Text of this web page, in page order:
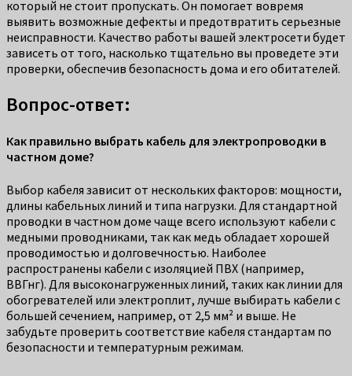
который не стоит пропускать. Он помогает вовремя
выявить возможные дефекты и предотвратить серьезные
неисправности. Качество работы вашей электросети будет
зависеть от того, насколько тщательно вы проведете эти
проверки, обеспечив безопасность дома и его обитателей.
Вопрос-ответ:
Как правильно выбрать кабель для электропроводки в
частном доме?
Выбор кабеля зависит от нескольких факторов: мощности,
длины кабельных линий и типа нагрузки. Для стандартной
проводки в частном доме чаще всего используют кабели с
медными проводниками, так как медь обладает хорошей
проводимостью и долговечностью. Наиболее
распространены кабели с изоляцией ПВХ (например,
ВВГнг). Для высоконагруженных линий, таких как линии для
обогревателей или электроплит, лучше выбирать кабели с
большей сечением, например, от 2,5 мм² и выше. Не
забудьте проверить соответствие кабеля стандартам по
безопасности и температурным режимам.